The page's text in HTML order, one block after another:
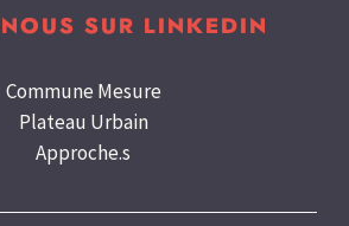
SUR LINKEDIN
Commune Mesure
Plateau Urbain
Approche.s